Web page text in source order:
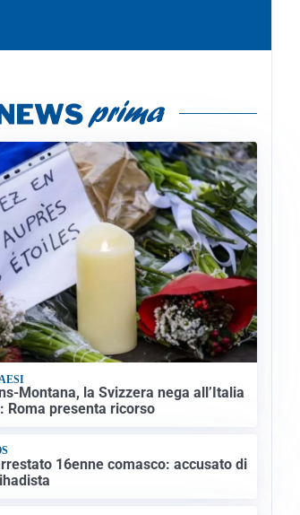
Montana, la Svizzera nega all’Italia
Roma presenta ricorso
16enne comasco: accusato di